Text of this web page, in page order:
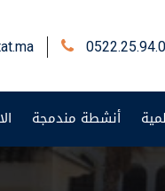
أنشطة مندمجة